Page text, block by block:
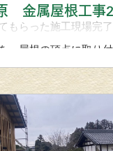
金属屋根工事2
もらった施工現場完了
、屋根の頂点に取り
を取り付けて工事完了
の事なら笠間市の宮